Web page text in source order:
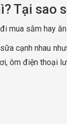
Tại
mua sắm hay
cạnh nhau
ôm điện thoại